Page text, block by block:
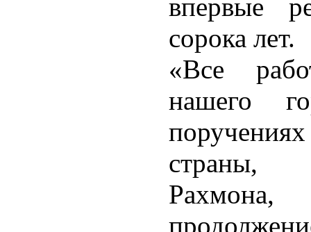
впервые
сорока лет.
«Все
нашего
страны,